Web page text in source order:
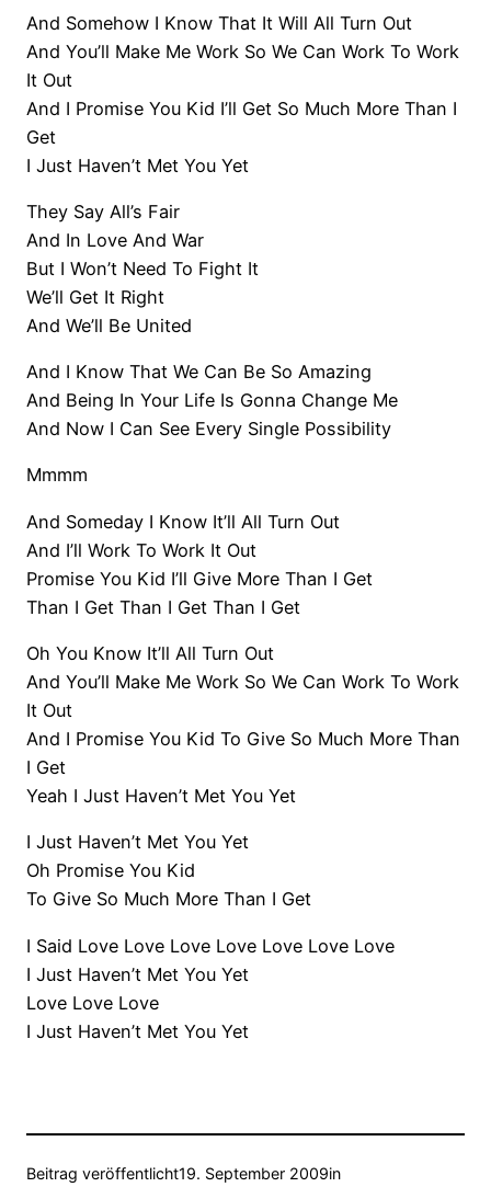
And Somehow I Know That It Will All Turn Out
And You’ll Make Me Work So We Can Work To Work
It Out
And I Promise You Kid I’ll Get So Much More Than I
Get
I Just Haven’t Met You Yet
They Say All’s Fair
And In Love And War
But I Won’t Need To Fight It
We’ll Get It Right
And We’ll Be United
And I Know That We Can Be So Amazing
And Being In Your Life Is Gonna Change Me
And Now I Can See Every Single Possibility
Mmmm
And Someday I Know It’ll All Turn Out
And I’ll Work To Work It Out
Promise You Kid I’ll Give More Than I Get
Than I Get Than I Get Than I Get
Oh You Know It’ll All Turn Out
And You’ll Make Me Work So We Can Work To Work
It Out
And I Promise You Kid To Give So Much More Than
I Get
Yeah I Just Haven’t Met You Yet
I Just Haven’t Met You Yet
Oh Promise You Kid
To Give So Much More Than I Get
I Said Love Love Love Love Love Love Love
I Just Haven’t Met You Yet
Love Love Love
I Just Haven’t Met You Yet
Beitrag veröffentlicht19. September 2009in